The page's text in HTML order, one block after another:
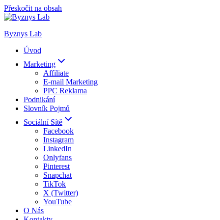
Přeskočit na obsah
Byznys Lab
Úvod
Marketing
Affiliate
E-mail Marketing
PPC Reklama
Podnikání
Slovník Pojmů
Sociální Sítě
Facebook
Instagram
LinkedIn
Onlyfans
Pinterest
Snapchat
TikTok
X (Twitter)
YouTube
O Nás